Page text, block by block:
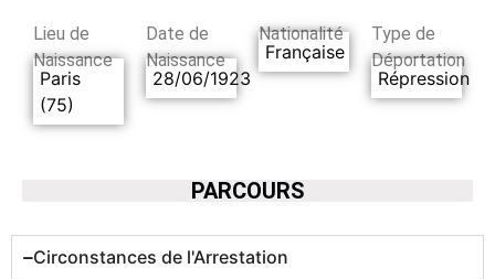
Lieu de
Naissance
Paris
(75)
Date de
Naissance
28/06/1923
Nationalité
Française
Type de
Déportation
Répression
PARCOURS
Circonstances de l'Arrestation